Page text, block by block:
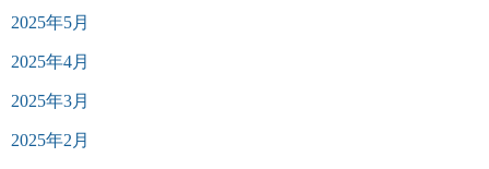
2025年5月
2025年4月
2025年3月
2025年2月